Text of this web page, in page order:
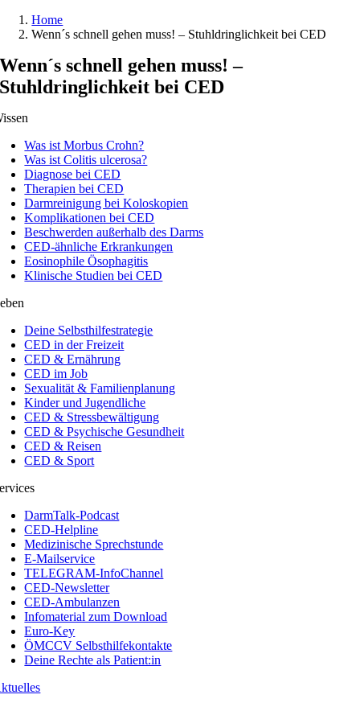
Home
Wenn´s schnell gehen muss! – Stuhldringlichkeit bei CED
Wenn´s schnell gehen muss! –
Stuhldringlichkeit bei CED
Was ist Morbus Crohn?
Was ist Colitis ulcerosa?
Diagnose bei CED
Therapien bei CED
Darmreinigung bei Koloskopien
Komplikationen bei CED
Beschwerden außerhalb des Darms
CED-ähnliche Erkrankungen
Eosinophile Ösophagitis
Klinische Studien bei CED
Deine Selbsthilfestrategie
CED in der Freizeit
CED & Ernährung
CED im Job
Sexualität & Familienplanung
Kinder und Jugendliche
CED & Stressbewältigung
CED & Psychische Gesundheit
CED & Reisen
CED & Sport
DarmTalk-Podcast
CED-Helpline
Medizinische Sprechstunde
E-Mailservice
TELEGRAM-InfoChannel
CED-Newsletter
CED-Ambulanzen
Infomaterial zum Download
Euro-Key
ÖMCCV Selbsthilfekontakte
Deine Rechte als Patient:in